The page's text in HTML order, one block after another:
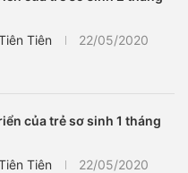
Tiên 22/05/2020
của trẻ sơ sinh 1 tháng
Tiên 22/05/2020